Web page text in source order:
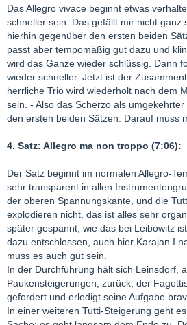
Das Allegro vivace beginnt etwas
schneller sein. Das gefällt mir nicht ganz
hierhin gegenüber den ersten beiden
passt aber tempomäßig gut dazu und
wird das Ganze wieder schlüssig. Dann
wieder schneller. Jetzt ist der
herrliche Trio wird wiederholt nach dem
sein. - Also das Scherzo als
den ersten beiden Sätzen. Darauf muss
4. Satz: Allegro ma non troppo (7:06):
Der Satz beginnt im normalen Allegro-
sehr transparent in allen
der oberen Spannungskante, und die
explodieren nicht, das ist alles sehr
später gespannt, wie das bei Leibowitz
dazu entschlossen, auch hier Karajan I
muss es auch gut sein.
In der Durchführung hält sich Leinsdorf,
Paukensteigerungen, zurück, der
gefordert und erledigt seine Aufgabe
In einer weiteren Tutti-Steigerung geht